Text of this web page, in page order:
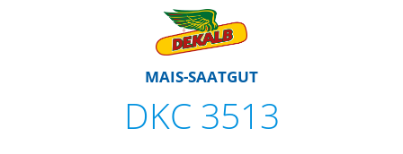
MAIS-SAATGUT
DKC 3513